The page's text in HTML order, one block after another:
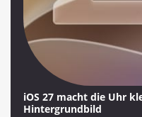
iOS 27 macht die Uhr
Hintergrundbild